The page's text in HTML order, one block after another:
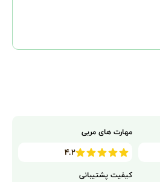
مهارت های مربی
۴.۲
کیفیت پشتیبانی